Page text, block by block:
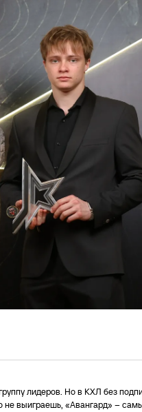
лидеров. Но в КХЛ без
не выиграешь, «Авангард» –